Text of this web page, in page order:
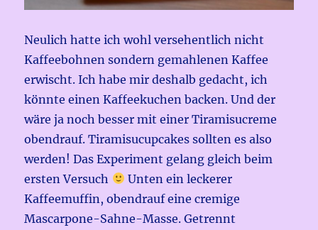
Neulich hatte ich wohl versehentlich nicht
Kaffeebohnen sondern gemahlenen Kaffee
erwischt. Ich habe mir deshalb gedacht, ich
könnte einen Kaffeekuchen backen. Und der
wäre ja noch besser mit einer Tiramisucreme
obendrauf. Tiramisucupcakes sollten es also
werden! Das Experiment gelang gleich beim
ersten Versuch
Unten ein leckerer
Kaffeemuffin, obendrauf eine cremige
Mascarpone-Sahne-Masse. Getrennt